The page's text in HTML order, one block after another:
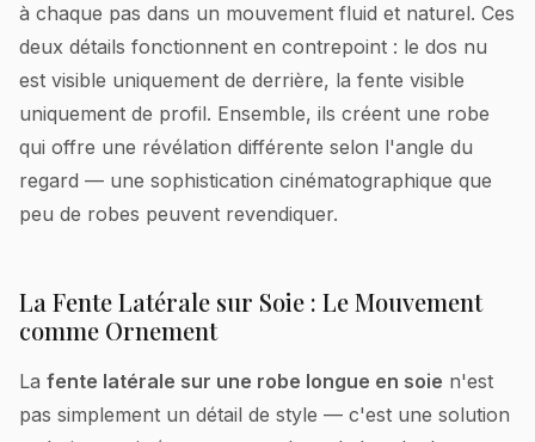
à chaque pas dans un mouvement fluid et naturel. Ces
deux détails fonctionnent en contrepoint : le dos nu
est visible uniquement de derrière, la fente visible
uniquement de profil. Ensemble, ils créent une robe
qui offre une révélation différente selon l'angle du
regard — une sophistication cinématographique que
peu de robes peuvent revendiquer.
La Fente Latérale sur Soie : Le Mouvement
comme Ornement
La fente latérale sur une robe longue en soie n'est
pas simplement un détail de style — c'est une solution